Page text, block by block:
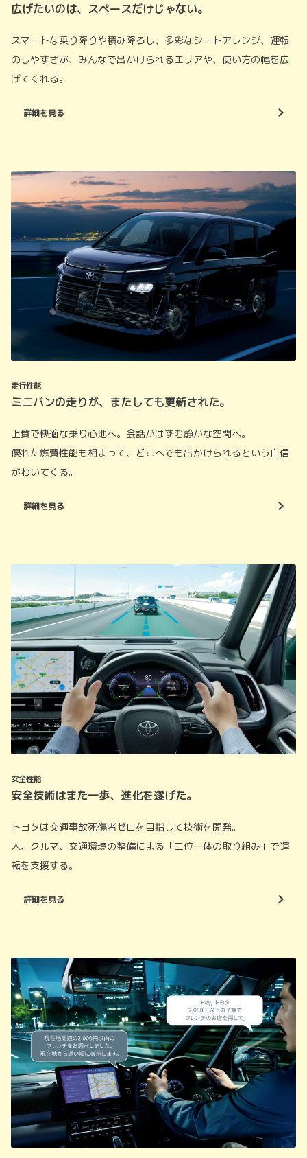
広げたいのは、スペースだけじゃない。
スマートな乗り降りや積み降ろし、多彩なシートアレンジ、運転
のしやすさが、みんなで出かけられるエリアや、使い方の幅を広
げてくれる。
詳細を見る
走行性能
ミニバンの走りが、またしても更新された。
上質で快適な乗り心地へ。会話がはずむ静かな空間へ。
優れた燃費性能も相まって、どこへでも出かけられるという自信
がわいてくる。
詳細を見る
安全性能
安全技術はまた一歩、進化を遂げた。
トヨタは交通事故死傷者ゼロを目指して技術を開発。
人、クルマ、交通環境の整備による「三位一体の取り組み」で運
転を支援する。
詳細を見る